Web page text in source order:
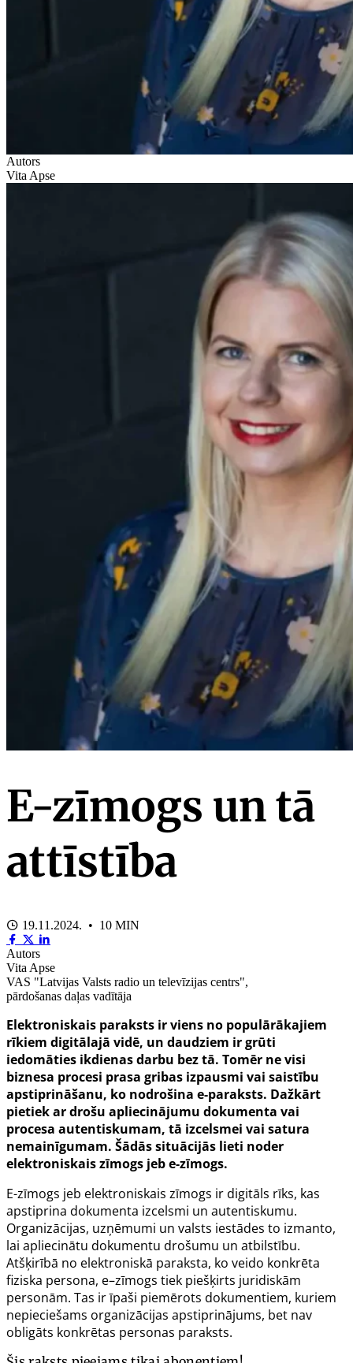
Autors
Vita Apse
E-zīmogs un tā
attīstība
19.11.2024. • 10 MIN
Autors
Vita Apse
VAS "Latvijas Valsts radio un televīzijas centrs",
pārdošanas daļas vadītāja
Elektroniskais paraksts ir viens no populārākajiem
rīkiem digitālajā vidē, un daudziem ir grūti
iedomāties ikdienas darbu bez tā. Tomēr ne visi
biznesa procesi prasa gribas izpausmi vai saistību
apstiprināšanu, ko nodrošina e-paraksts. Dažkārt
pietiek ar drošu apliecinājumu dokumenta vai
procesa autentiskumam, tā izcelsmei vai satura
nemainīgumam. Šādās situācijās lieti noder
elektroniskais zīmogs jeb e-zīmogs.
E-zīmogs jeb elektroniskais zīmogs ir digitāls rīks, kas
apstiprina dokumenta izcelsmi un autentiskumu.
Organizācijas, uzņēmumi un valsts iestādes to izmanto,
lai apliecinātu dokumentu drošumu un atbilstību.
Atšķirībā no elektroniskā paraksta, ko veido konkrēta
fiziska persona, e–zīmogs tiek piešķirts juridiskām
personām. Tas ir īpaši piemērots dokumentiem, kuriem
nepieciešams organizācijas apstiprinājums, bet nav
obligāts konkrētas personas paraksts.